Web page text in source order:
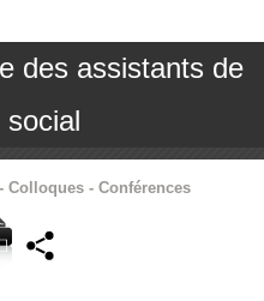
des assistants de
social
Colloques - Conférences